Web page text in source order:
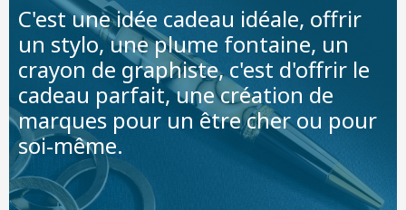
C'est une idée cadeau idéale, offrir
un stylo, une plume fontaine, un
crayon de graphiste, c'est d'offrir le
cadeau parfait, une création de
marques pour un être cher ou pour
soi-même.